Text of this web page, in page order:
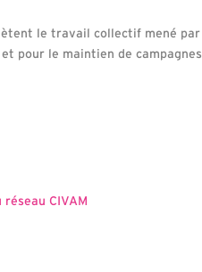
le travail collectif mené par
pour le maintien de campagnes
CIVAM